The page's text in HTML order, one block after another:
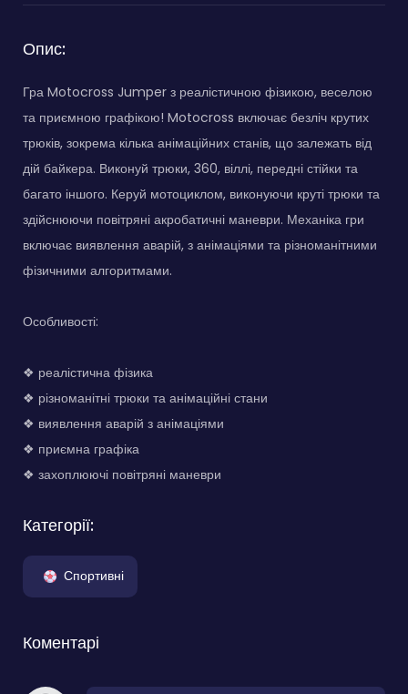
Опис:
Гра Motocross Jumper з реалістичною фізикою, веселою
та приємною графікою! Motocross включає безліч крутих
трюків, зокрема кілька анімаційних станів, що залежать від
дій байкера. Виконуй трюки, 360, віллі, передні стійки та
багато іншого. Керуй мотоциклом, виконуючи круті трюки та
здійснюючи повітряні акробатичні маневри. Механіка гри
включає виявлення аварій, з анімаціями та різноманітними
фізичними алгоритмами.
Особливості:
❖ реалістична фізика
❖ різноманітні трюки та анімаційні стани
❖ виявлення аварій з анімаціями
❖ приємна графіка
❖ захоплюючі повітряні маневри
Категорії:
Спортивні
Коментарі